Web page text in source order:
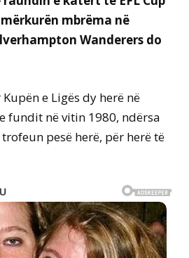
mbrëma në
Wanderers do
e Ligës dy herë në
fundit në vitin 1980, ndërsa
pesë herë, për herë të